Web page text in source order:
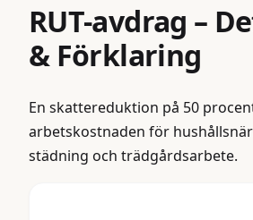
RUT-avdrag –
& Förklaring
En skattereduktion på 50
arbetskostnaden för
städning och trädgårdsarbete.